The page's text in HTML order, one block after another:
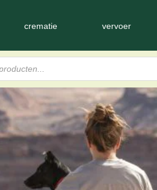
crematie vervoer